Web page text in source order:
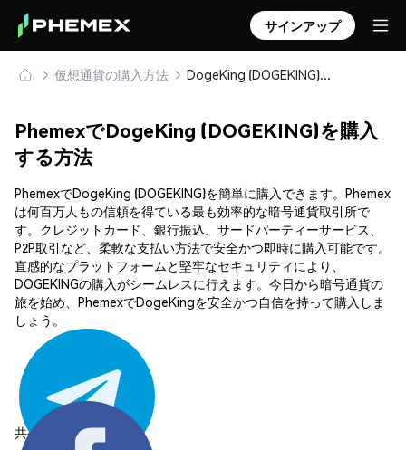
サインアップ
仮想通貨の購入方法 DogeKing (DOGEKING) を安全に購入・保管
PhemexでDogeKing (DOGEKING)を購入
する方法
PhemexでDogeKing (DOGEKING)を簡単に購入できます。Phemex
は何百万人もの信頼を得ている最も効率的な暗号通貨取引所で
す。クレジットカード、銀行振込、サードパーティーサービス、
P2P取引など、柔軟な支払い方法で安全かつ即時に購入可能です。
直感的なプラットフォームと堅牢なセキュリティにより、
DOGEKINGの購入がシームレスに行えます。今日から暗号通貨の
旅を始め、PhemexでDogeKingを安全かつ自信を持って購入しま
しょう。
共有する: